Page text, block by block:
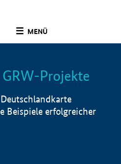
MENÜ
Info
Projekte
Beispiele erfolgreicher